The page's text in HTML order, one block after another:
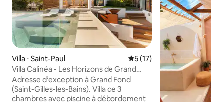
Villa ⋅ Saint-Paul Évaluation moyenne sur la
5 (17)
Villa Calinéa - Les Horizons de Grand
Fond
Adresse d’exception à Grand Fond
(Saint-Gilles-les-Bains). Villa de 3
chambres avec piscine à débordement